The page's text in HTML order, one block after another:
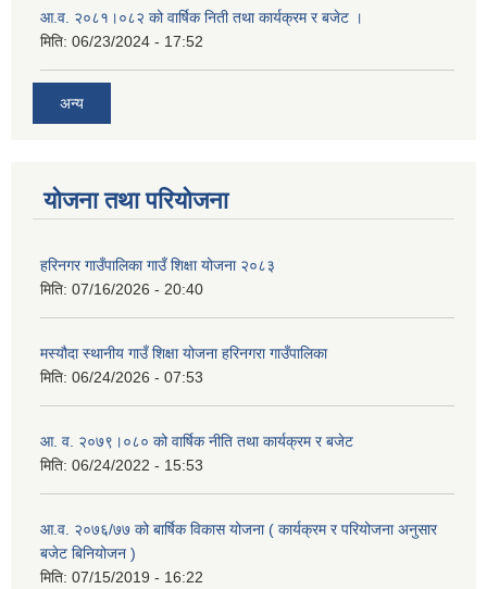
आ.व. २०८१।०८२ को वार्षिक निती तथा कार्यक्रम र बजेट ।
मिति: 06/23/2024 - 17:52
अन्य
योजना तथा परियोजना
हरिनगर गाउँपालिका गाउँ शिक्षा योजना २०८३
मिति: 07/16/2026 - 20:40
मस्यौदा स्थानीय गाउँ शिक्षा योजना हरिनगरा गाउँपालिका
मिति: 06/24/2026 - 07:53
आ. व. २०७९।०८० को वार्षिक नीति तथा कार्यक्रम र बजेट
मिति: 06/24/2022 - 15:53
आ.व. २०७६/७७ को बार्षिक विकास योजना ( कार्यक्रम र परियोजना अनुसार
बजेट बिनियोजन )
मिति: 07/15/2019 - 16:22